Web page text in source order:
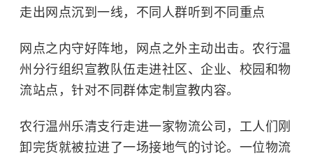
走出网点沉到一线，不同人群听到不同重点
网点之内守好阵地，网点之外主动出击。农行温
州分行组织宣教队伍走进社区、企业、校园和物
流站点，针对不同群体定制宣教内容。
农行温州乐清支行走进一家物流公司，工人们刚
卸完货就被拉进了一场接地气的讨论。一位物流